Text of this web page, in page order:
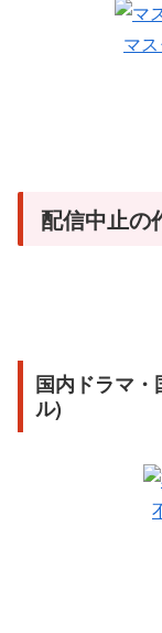
マ
配信中止の
国内ドラマ・
ル)